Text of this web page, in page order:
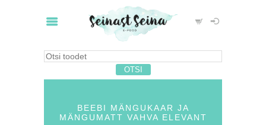
BEEBI MÄNGUKAAR JA
MÄNGUMATT VAHVA ELEVANT